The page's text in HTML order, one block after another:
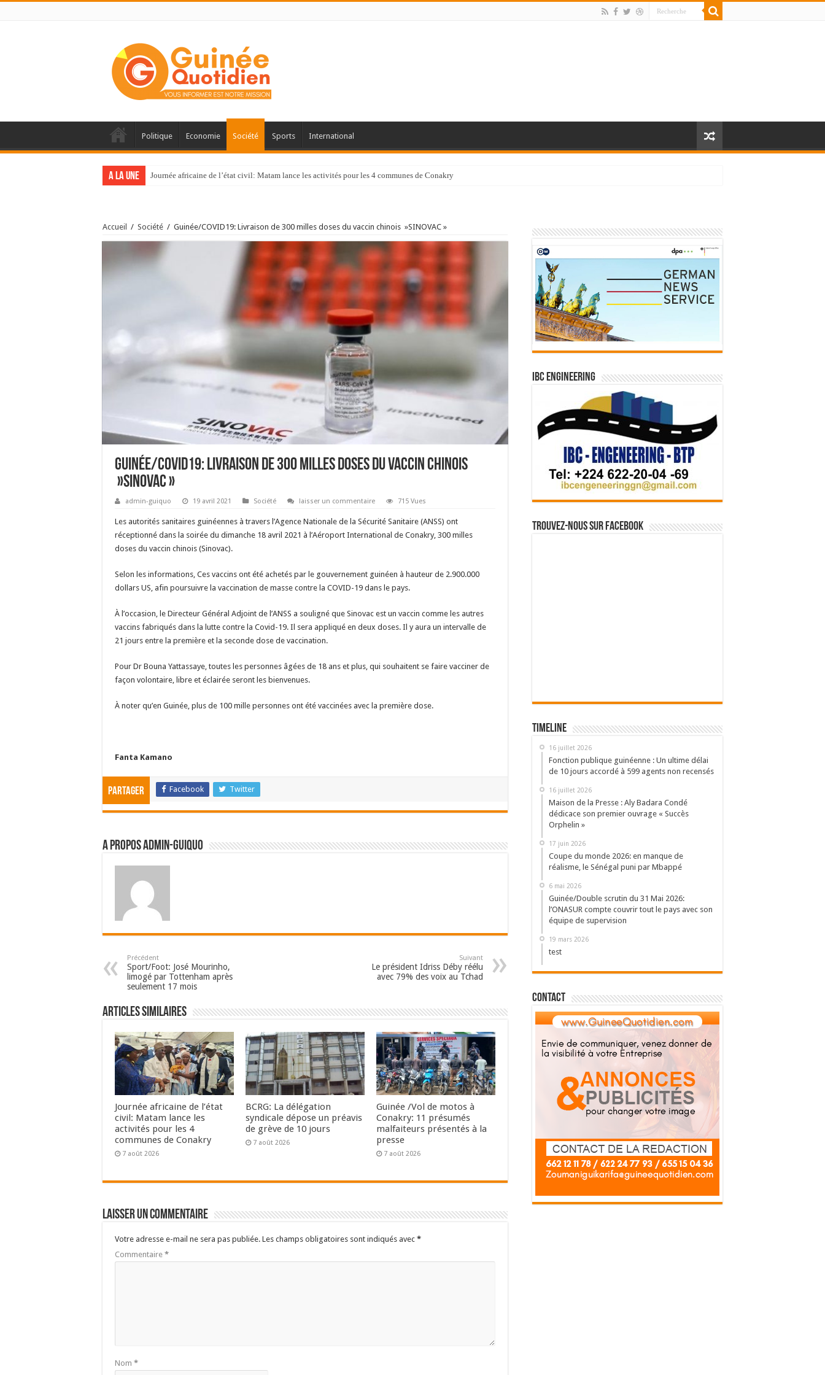
Politique Economie Société Sports International
A la une Journée africaine de l’état civil: Matam lance les activités pour les 4 communes de Conakry
Accueil / Société / Guinée/COVID19: Livraison de 300 milles doses du vaccin chinois »SINOVAC »
Guinée/COVID19: Livraison de 300 milles doses du vaccin chinois
»SINOVAC »
admin-guiquo 19 avril 2021 Société laisser un commentaire 715 Vues
Les autorités sanitaires guinéennes à travers l’Agence Nationale de la Sécurité Sanitaire (ANSS) ont
réceptionné dans la soirée du dimanche 18 avril 2021 à l’Aéroport International de Conakry, 300 milles
doses du vaccin chinois (Sinovac).
Selon les informations, Ces vaccins ont été achetés par le gouvernement guinéen à hauteur de 2.900.000
dollars US, afin poursuivre la vaccination de masse contre la COVID-19 dans le pays.
À l’occasion, le Directeur Général Adjoint de l’ANSS a souligné que Sinovac est un vaccin comme les autres
vaccins fabriqués dans la lutte contre la Covid-19. Il sera appliqué en deux doses. Il y aura un intervalle de
21 jours entre la première et la seconde dose de vaccination.
Pour Dr Bouna Yattassaye, toutes les personnes âgées de 18 ans et plus, qui souhaitent se faire vacciner de
façon volontaire, libre et éclairée seront les bienvenues.
À noter qu’en Guinée, plus de 100 mille personnes ont été vaccinées avec la première dose.
Fanta Kamano
Partager Facebook Twitter
A propos admin-guiquo
Précédent
Sport/Foot: José Mourinho,
limogé par Tottenham après
seulement 17 mois
Suivant
Le président Idriss Déby réélu
avec 79% des voix au Tchad
Articles Similaires
Journée africaine de l’état
civil: Matam lance les
activités pour les 4
communes de Conakry
7 août 2026
BCRG: La délégation
syndicale dépose un préavis
de grève de 10 jours
7 août 2026
Guinée /Vol de motos à
Conakry: 11 présumés
malfaiteurs présentés à la
presse
7 août 2026
Laisser un commentaire
Votre adresse e-mail ne sera pas publiée. Les champs obligatoires sont indiqués avec *
Commentaire *
Nom *
IBC Engineering
Trouvez-nous sur Facebook
Timeline
16 juillet 2026
Fonction publique guinéenne : Un ultime délai
de 10 jours accordé à 599 agents non recensés
16 juillet 2026
Maison de la Presse : Aly Badara Condé
dédicace son premier ouvrage « Succès
Orphelin »
17 juin 2026
Coupe du monde 2026: en manque de
réalisme, le Sénégal puni par Mbappé
6 mai 2026
Guinée/Double scrutin du 31 Mai 2026:
l’ONASUR compte couvrir tout le pays avec son
équipe de supervision
19 mars 2026
test
Contact